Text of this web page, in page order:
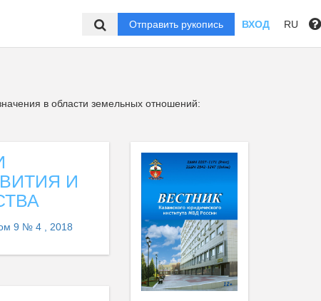
Отправить рукопись ВХОД RU
в области земельных отношений:
И
9 № 4 , 2018